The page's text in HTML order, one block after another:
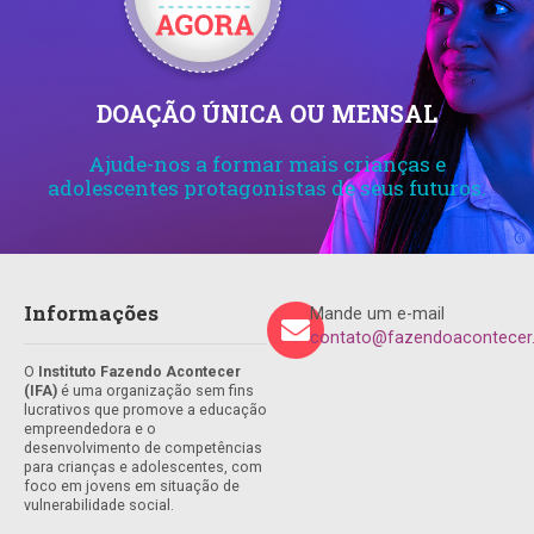
DOAÇÃO ÚNICA OU MENSAL
Ajude-nos a formar mais crianças e
adolescentes protagonistas de seus futuros.
Informações
O Instituto Fazendo Acontecer
(IFA) é uma organização sem fins
lucrativos que promove a educação
empreendedora e o
desenvolvimento de competências
para crianças e adolescentes, com
foco em jovens em situação de
vulnerabilidade social.
Mande um e-mail